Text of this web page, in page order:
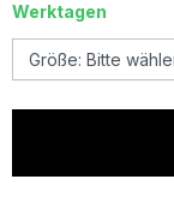
Werktagen